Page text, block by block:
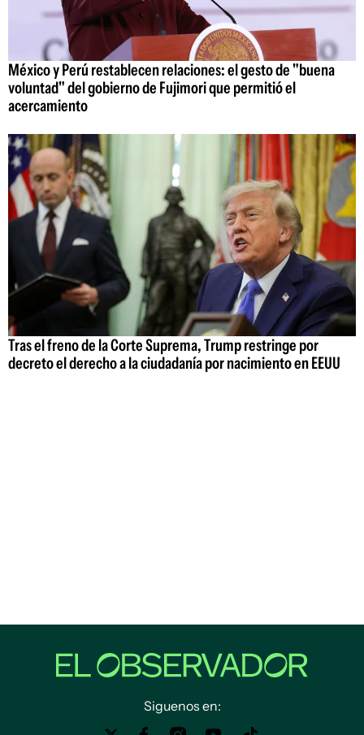
México y Perú restablecen relaciones: el gesto de "buena
voluntad" del gobierno de Fujimori que permitió el
acercamiento
Tras el freno de la Corte Suprema, Trump restringe por
decreto el derecho a la ciudadanía por nacimiento en EEUU
Siguenos en: